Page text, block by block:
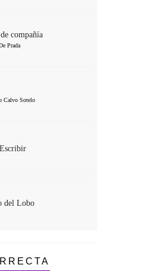
compañía
Prada
Calvo Sotelo
del Lobo